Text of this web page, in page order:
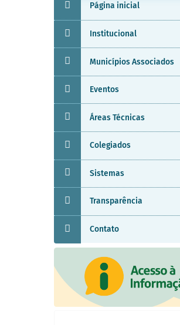
Página inicial
Institucional
Municípios Associados
Eventos
Áreas Técnicas
Colegiados
Sistemas
Transparência
Contato